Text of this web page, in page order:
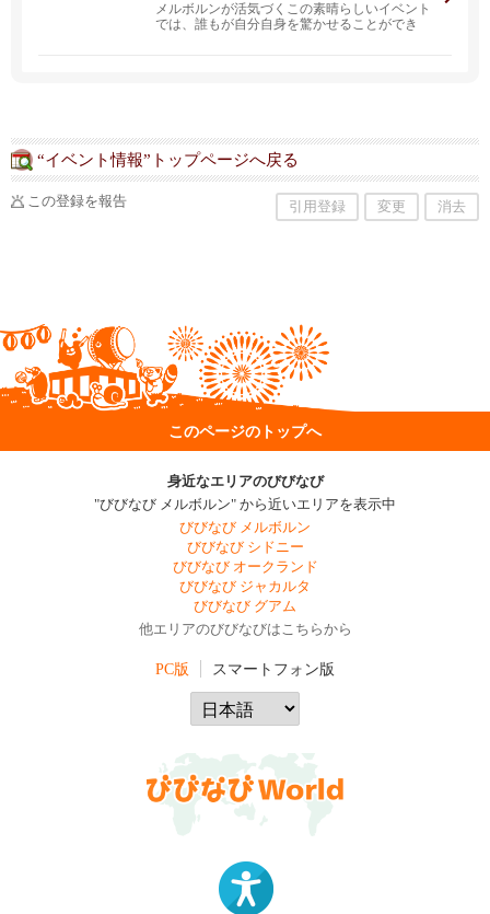
メルボルンが活気づくこの素晴らしいイベント
では、誰もが自分自身を驚かせることができ
“イベント情報”トップページへ戻る
この登録を報告 引用登録 変更 消去
このページのトップへ
身近なエリアのびびなび
"びびなび メルボルン" から近いエリアを表示中
びびなび メルボルン
びびなび シドニー
びびなび オークランド
びびなび ジャカルタ
びびなび グアム
他エリアのびびなびはこちらから
PC版 スマートフォン版